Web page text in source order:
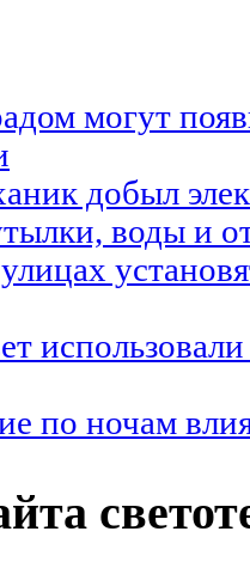
могут
добыл
воды и
по ночам